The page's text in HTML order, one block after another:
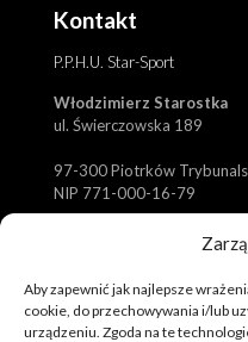
Aby zapewnić jak najlepsze
cookie, do przechowywania i/lub
urządzeniu. Zgoda na te
Kontakt
P.P.H.U. Star-Sport
Włodzimierz Starostka
ul. Świerczowska 189
97-300 Piotrków
NIP 771-000-16-79
biuro@koszulki-
✉ +48 601 373 714